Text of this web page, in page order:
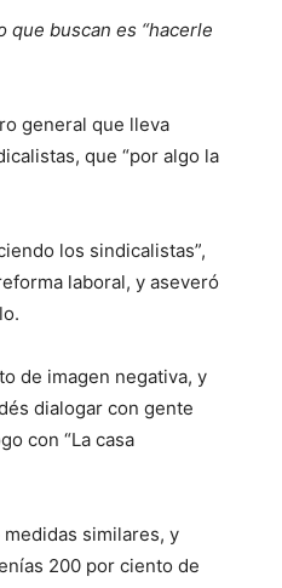
buscan es “hacerle
general que lleva
que “por algo la
los sindicalistas”,
laboral, y aseveró
de imagen negativa, y
dialogar con gente
con “La casa
similares, y
200 por ciento de